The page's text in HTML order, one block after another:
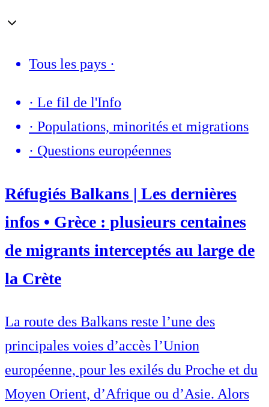
Tous les pays ·
· Le fil de l'Info
· Populations, minorités et migrations
· Questions européennes
Réfugiés Balkans | Les dernières
infos • Grèce : plusieurs centaines
de migrants interceptés au large de
la Crète
La route des Balkans reste l’une des
principales voies d’accès l’Union
européenne, pour les exilés du Proche et du
Moyen Orient, d’Afrique ou d’Asie. Alors